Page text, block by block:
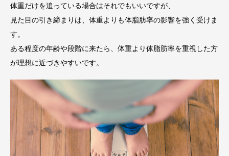
体重だけを追っている場合はそれでもいいですが、
見た目の引き締まりは、体重よりも体脂肪率の影響を強く受けま
す。
ある程度の年齢や段階に来たら、体重より体脂肪率を重視した方
が理想に近づきやすいです。